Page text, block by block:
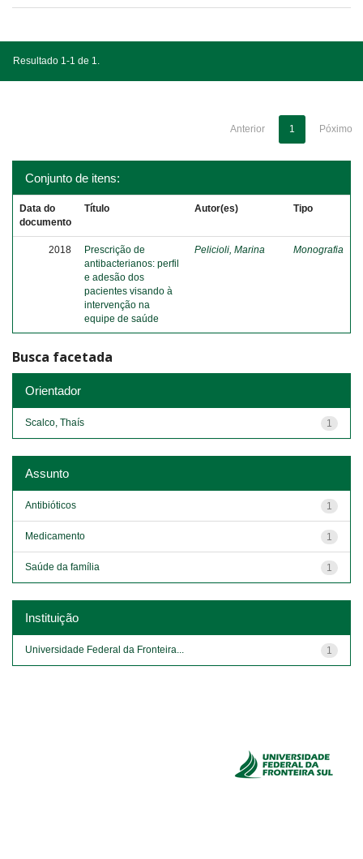
Resultado 1-1 de 1.
Anterior 1 Póximo
Conjunto de itens:
Data do
documento
Título Autor(es) Tipo
2018
Prescrição de
antibacterianos: perfil
e adesão dos
pacientes visando à
intervenção na
equipe de saúde
Pelicioli, Marina Monografia
Busca facetada
Orientador
1
Scalco, Thaís
Assunto
1
Antibióticos
1
Medicamento
1
Saúde da família
Instituição
1
Universidade Federal da Fronteira...